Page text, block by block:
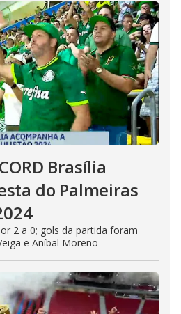
Brasília
do Palmeiras
2 a 0; gols da partida foram
e Aníbal Moreno